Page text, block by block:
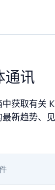
通讯
获取有关
新趋势、